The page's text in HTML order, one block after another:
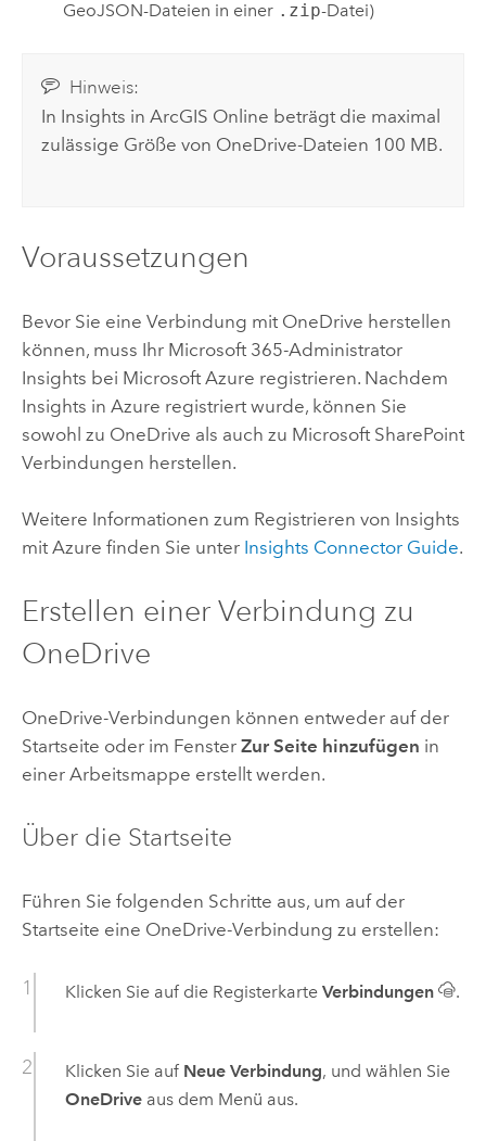
GeoJSON-Dateien in einer .zip-Datei)
Hinweis:
In Insights in ArcGIS Online beträgt die maximal
zulässige Größe von OneDrive-Dateien 100 MB.
Voraussetzungen
Bevor Sie eine Verbindung mit OneDrive herstellen
können, muss Ihr Microsoft 365-Administrator
Insights bei Microsoft Azure registrieren. Nachdem
Insights in Azure registriert wurde, können Sie
sowohl zu OneDrive als auch zu Microsoft SharePoint
Verbindungen herstellen.
Weitere Informationen zum Registrieren von Insights
mit Azure finden Sie unter Insights Connector Guide.
Erstellen einer Verbindung zu
OneDrive
OneDrive-Verbindungen können entweder auf der
Startseite oder im Fenster Zur Seite hinzufügen in
einer Arbeitsmappe erstellt werden.
Über die Startseite
Führen Sie folgenden Schritte aus, um auf der
Startseite eine OneDrive-Verbindung zu erstellen:
Klicken Sie auf die Registerkarte Verbindungen .
Klicken Sie auf Neue Verbindung, und wählen Sie
OneDriveaus dem Menü aus.